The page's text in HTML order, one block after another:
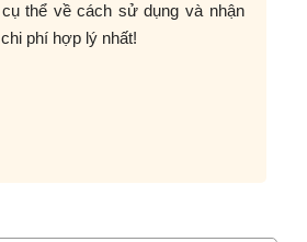
thể về cách sử dụng và nhận
phí hợp lý nhất!